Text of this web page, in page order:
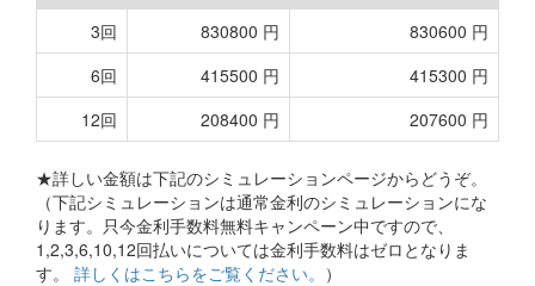
3回
830800 円
830600 円
6回
415500 円
415300 円
12回
208400 円 207600 円
★詳しい金額は下記のシミュレーションページからどうぞ。
（下記シミュレーションは通常金利のシミュレーションにな
ります。只今金利手数料無料キャンペーン中ですので、
1,2,3,6,10,12回払いについては金利手数料はゼロとなりま
す。 詳しくはこちらをご覧ください。 ）